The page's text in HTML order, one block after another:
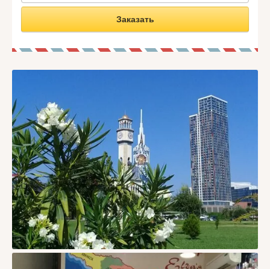
Заказать